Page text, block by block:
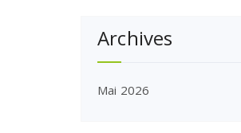
Archives
Mai 2026